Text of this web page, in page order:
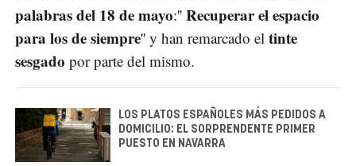
palabras del 18 de mayo:'' Recuperar el espacio
para los de siempre'' y han remarcado el tinte
sesgado por parte del mismo.
LOS PLATOS ESPAÑOLES MÁS PEDIDOS A
DOMICILIO: EL SORPRENDENTE PRIMER
PUESTO EN NAVARRA